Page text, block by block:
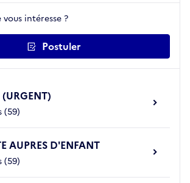
intéresse ?
Postuler
(59)
AUPRES D'ENFANT
(59)